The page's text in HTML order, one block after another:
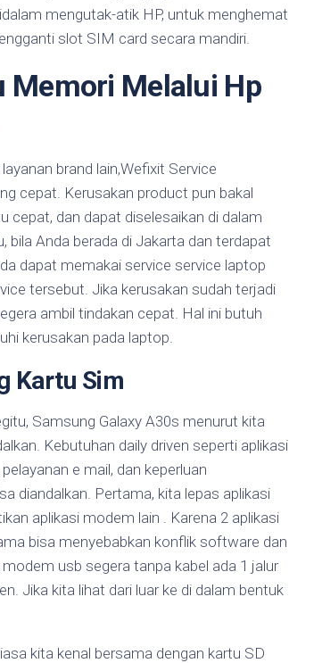
mengutak-atik HP, untuk menghemat
slot SIM card secara mandiri.
Memori Melalui Hp
brand lain,Wefixit Service
cepat. Kerusakan product pun bakal
cepat, dan dapat diselesaikan di dalam
bila Anda berada di Jakarta dan terdapat
dapat memakai service service laptop
tersebut. Jika kerusakan sudah terjadi
ambil tindakan cepat. Hal ini butuh
kerusakan pada laptop.
Kartu Sim
Samsung Galaxy A30s menurut kita
Kebutuhan daily driven seperti aplikasi
e mail, dan keperluan
diandalkan. Pertama, kita lepas aplikasi
aplikasi modem lain . Karena 2 aplikasi
bisa menyebabkan konflik software dan
usb segera tanpa kabel ada 1 jalur
Jika kita lihat dari luar ke di dalam bentuk
kita kenal bersama dengan kartu SD